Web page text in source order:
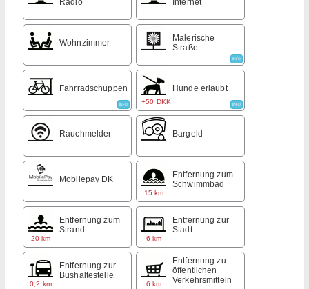
Wohnzimmer
Malerische
Straße
INFO
Fahrradschuppen
INFO +50 DKK
Hunde erlaubt
INFO
Rauchmelder Bargeld
Mobilepay DK
15 km
Entfernung zum
Schwimmbad
20 km
Entfernung zum
Strand
6 km
Entfernung zur
Stadt
0,2 km
Entfernung zur
Bushaltestelle
6 km
Entfernung zu
öffentlichen
Verkehrsmitteln